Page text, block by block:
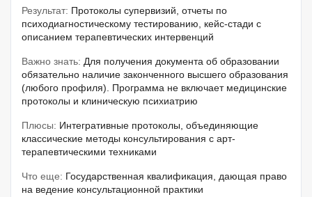
Результат: Протоколы супервизий, отчеты по
психодиагностическому тестированию, кейс-стади с
описанием терапевтических интервенций
Важно знать: Для получения документа об образовании
обязательно наличие законченного высшего образования
(любого профиля). Программа не включает медицинские
протоколы и клиническую психиатрию
Плюсы: Интегративные протоколы, объединяющие
классические методы консультирования с арт-
терапевтическими техниками
Что еще: Государственная квалификация, дающая право
на ведение консультационной практики